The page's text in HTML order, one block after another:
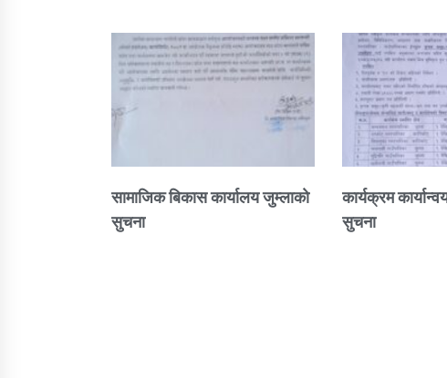
सामाजिक बिकास कार्यालय जुम्लाकाे
सुचना
कार्यक्रम
सुचना